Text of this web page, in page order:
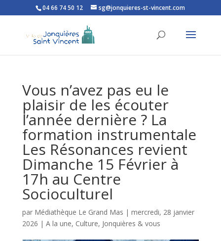
Ouvrir la barre d’outils
04 66 74 50 12 sg@jonquieres-st-vincent.com
Vous n’avez pas eu le
plaisir de les écouter
l’année dernière ? La
formation instrumentale
Les Résonances revient
Dimanche 15 Février à
17h au Centre
Socioculturel
par Médiathèque Le Grand Mas | mercredi, 28 janvier
2026 | A la une, Culture, Jonquières & vous